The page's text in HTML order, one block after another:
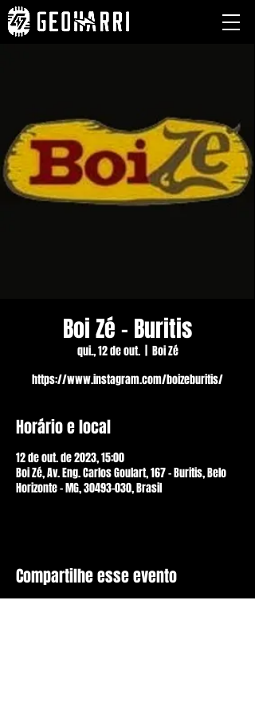
Boi Zé - Buritis
qui., 12 de out.
  |
Boi Zé
https://www.instagram.com/boizeburitis/
Horário e local
12 de out. de 2023, 15:00
Boi Zé, Av. Eng. Carlos Goulart, 167 - Buritis, Belo
Horizonte - MG, 30493-030, Brasil
Compartilhe esse evento